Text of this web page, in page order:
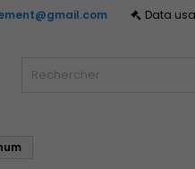
Data
devez être connecté pour